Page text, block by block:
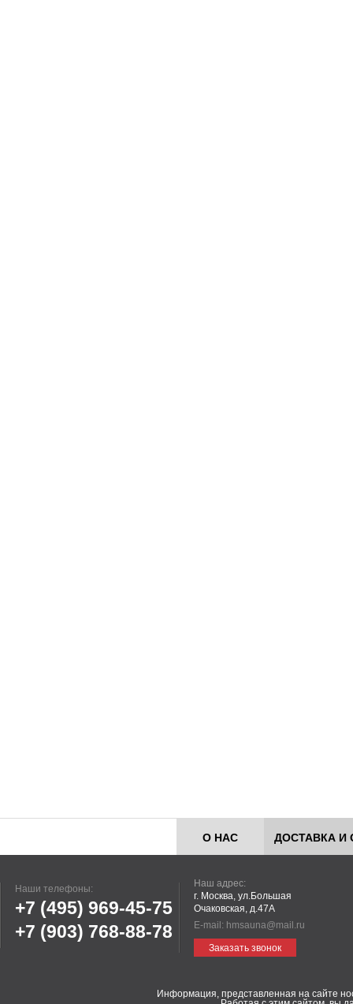
О НАС ДОСТАВКА И
Наши телефоны:
+7 (495) 969-45-75
+7 (903) 768-88-78
Наш адрес:
г. Москва, ул.Большая
Очаковская, д.47А
E-mail: hmsauna@mail.ru
Заказать звонок
Информация, представленная на сайте